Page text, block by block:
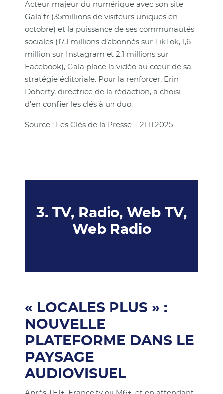
Acteur majeur du numérique avec son site
Gala.fr (35millions de visiteurs uniques en
octobre) et la puissance de ses communautés
sociales (17,1 millions d’abonnés sur TikTok, 1,6
million sur Instagram et 2,1 millions sur
Facebook), Gala place la vidéo au cœur de sa
stratégie éditoriale. Pour la renforcer, Erin
Doherty, directrice de la rédaction, a choisi
d’en confier les clés à un duo.
Source : Les Clés de la Presse – 21.11.2025
3. TV, Radio, Web TV,
Web Radio
« LOCALES PLUS » :
NOUVELLE
PLATEFORME DANS LE
PAYSAGE
AUDIOVISUEL